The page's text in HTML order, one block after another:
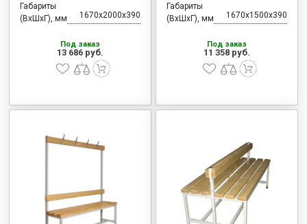
Габариты
(ВхШхГ), мм
1670x2000x390
Под заказ
13 686 руб.
Габариты
(ВхШхГ), мм
1670x1500x390
Под заказ
11 358 руб.